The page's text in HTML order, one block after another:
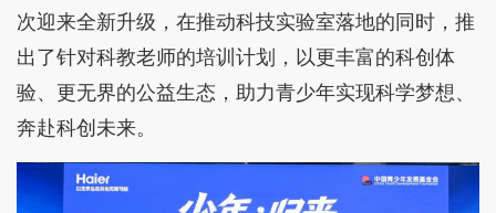
次迎来全新升级，在推动科技实验室落地的同时，推
出了针对科教老师的培训计划，以更丰富的科创体
验、更无界的公益生态，助力青少年实现科学梦想、
奔赴科创未来。